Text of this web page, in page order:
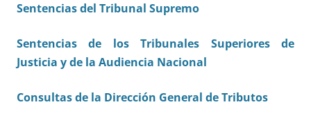
Sentencias del Tribunal Supremo
Sentencias de los Tribunales Superiores de
Justicia y de la Audiencia Nacional
Consultas de la Dirección General de Tributos